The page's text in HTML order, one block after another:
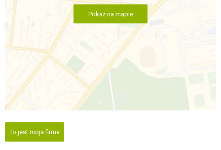
Pokaż na mapie
To jest moja firma